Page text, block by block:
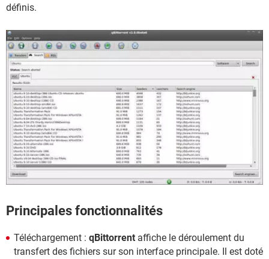
définis.
Principales fonctionnalités
Téléchargement : qBittorrent affiche le déroulement du
transfert des fichiers sur son interface principale. Il est doté